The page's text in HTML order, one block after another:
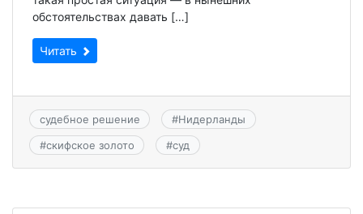
обстоятельствах давать […]
Читать
судебное решение #Нидерланды
#скифское золото #суд